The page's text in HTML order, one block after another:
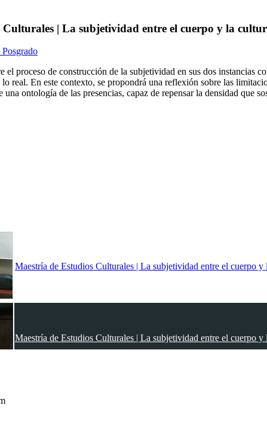
| La subjetividad entre el cuerpo y la
Posgrado
el proceso de construcción de la subjetividad en sus dos
real. En este contexto, se propondrá una reflexión sobre las
ontología de las presencias, capaz de repensar la densidad que
Maestría de Estudios Culturales | La subjetividad entre el cuerpo y
Maestría de Estudios Culturales | La subjetividad entre el cuerpo y